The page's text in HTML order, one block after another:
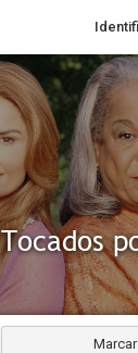
Tocados